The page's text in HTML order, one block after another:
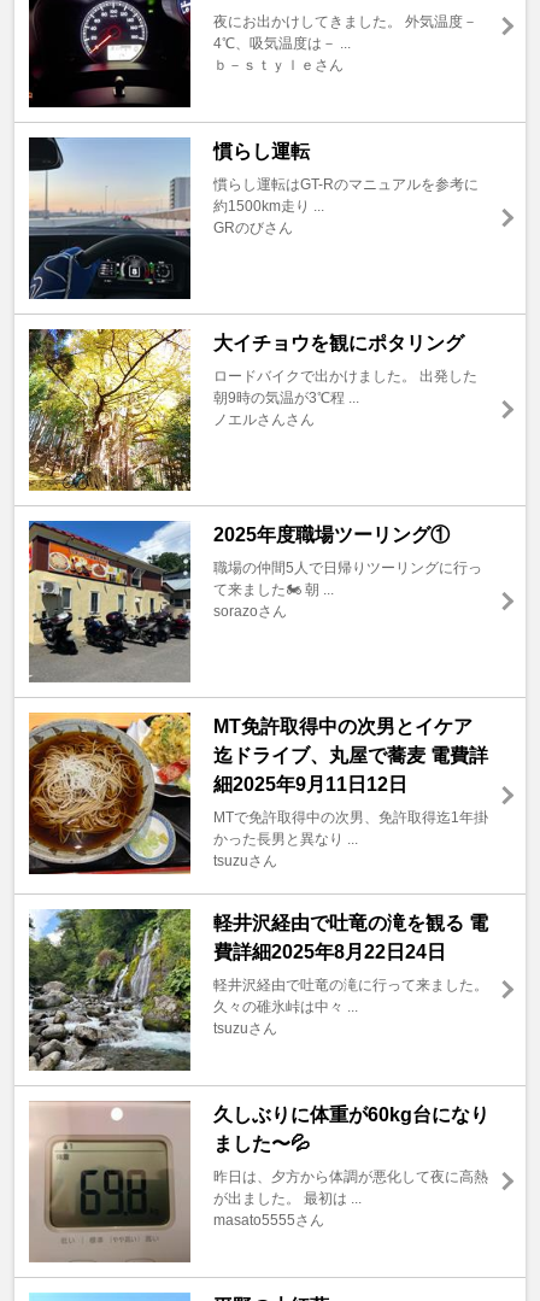
夜にお出かけしてきました。 外気温度－
4℃、吸気温度は－ ...
ｂ－ｓｔｙｌｅさん
慣らし運転
慣らし運転はGT-Rのマニュアルを参考に
約1500km走り ...
GRのびさん
大イチョウを観にポタリング
ロードバイクで出かけました。 出発した
朝9時の気温が3℃程 ...
ノエルさんさん
2025年度職場ツーリング①
職場の仲間5人で日帰りツーリングに行っ
て来ました🏍️ 朝 ...
sorazoさん
MT免許取得中の次男とイケア
迄ドライブ、丸屋で蕎麦 電費詳
細2025年9月11日12日
MTで免許取得中の次男、免許取得迄1年掛
かった長男と異なり ...
tsuzuさん
軽井沢経由で吐竜の滝を観る 電
費詳細2025年8月22日24日
軽井沢経由で吐竜の滝に行って来ました。
久々の碓氷峠は中々 ...
tsuzuさん
久しぶりに体重が60kg台になり
ました〜💦
昨日は、夕方から体調が悪化して夜に高熱
が出ました。 最初は ...
masato5555さん